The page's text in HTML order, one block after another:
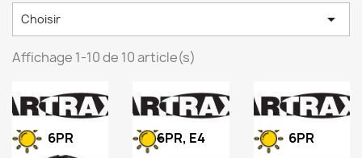
Choisir 
Affichage 1-10 de 10 article(s)
6PR 6PR, E4 6PR